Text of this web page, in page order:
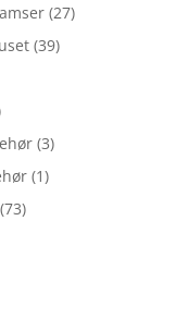
(27)
(39)
(3)
(1)
(73)